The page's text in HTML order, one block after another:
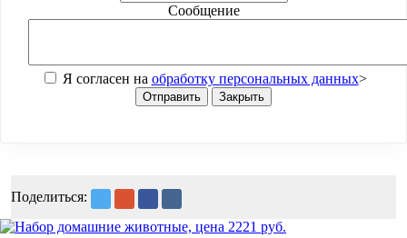
Сообщение
Я согласен на обработку персональных данных>
Отправить Закрыть
Поделиться: